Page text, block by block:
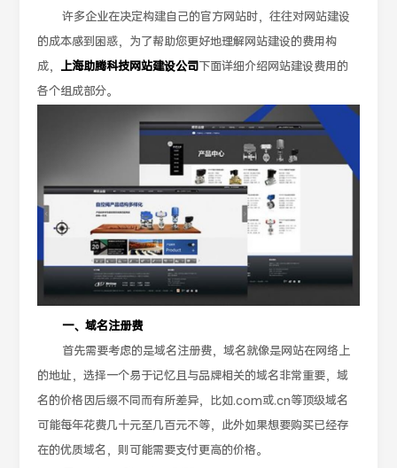
许多企业在决定构建自己的官方网站时，往往对网站建设
的成本感到困惑，为了帮助您更好地理解网站建设的费用构
成， 上海助腾科技网站建设公司下面详细介绍网站建设费用的
各个组成部分。
一、域名注册费
首先需要考虑的是域名注册费，域名就像是网站在网络上
的地址，选择一个易于记忆且与品牌相关的域名非常重要，域
名的价格因后缀不同而有所差异，比如.com或.cn等顶级域名
可能每年花费几十元至几百元不等，此外如果想要购买已经存
在的优质域名，则可能需要支付更高的价格。